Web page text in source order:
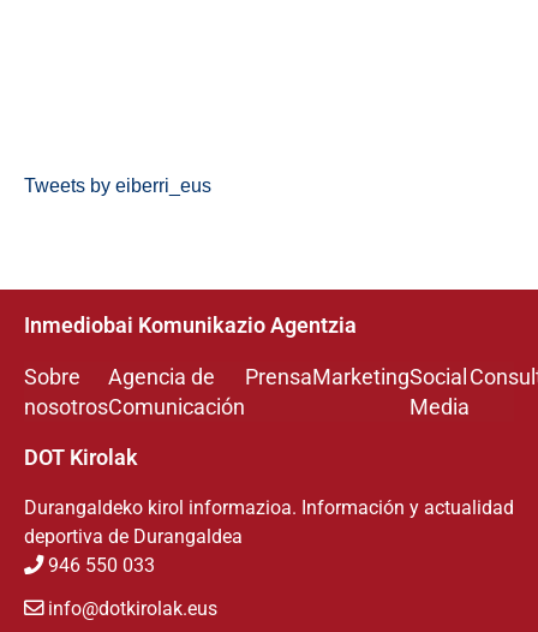
Tweets by eiberri_eus
Inmediobai Komunikazio Agentzia
Sobre
nosotros
Agencia de
Comunicación
PrensaMarketingSocial
Media
DOT Kirolak
Durangaldeko kirol informazioa. Información y actualidad
deportiva de Durangaldea
946 550 033
info@dotkirolak.eus